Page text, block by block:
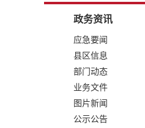
政务资讯
应急要闻
县区信息
部门动态
业务文件
图片新闻
公示公告